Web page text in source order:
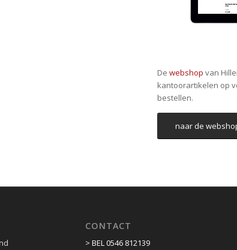
De webshop van
kantoorartikelen op
bestellen.
naar de
CONTACT
> BEL 0546 812139